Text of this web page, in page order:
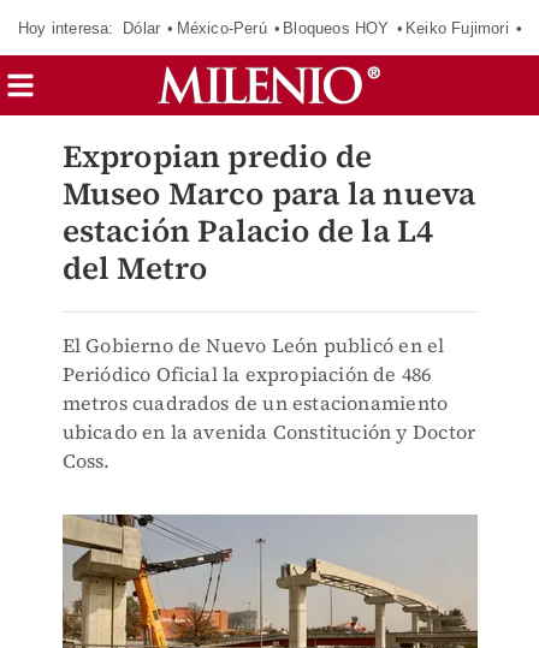
Hoy interesa: Dólar México-Perú Bloqueos HOY Keiko Fujimori
Expropian predio de
Museo Marco para la nueva
estación Palacio de la L4
del Metro
El Gobierno de Nuevo León publicó en el
Periódico Oficial la expropiación de 486
metros cuadrados de un estacionamiento
ubicado en la avenida Constitución y Doctor
Coss.